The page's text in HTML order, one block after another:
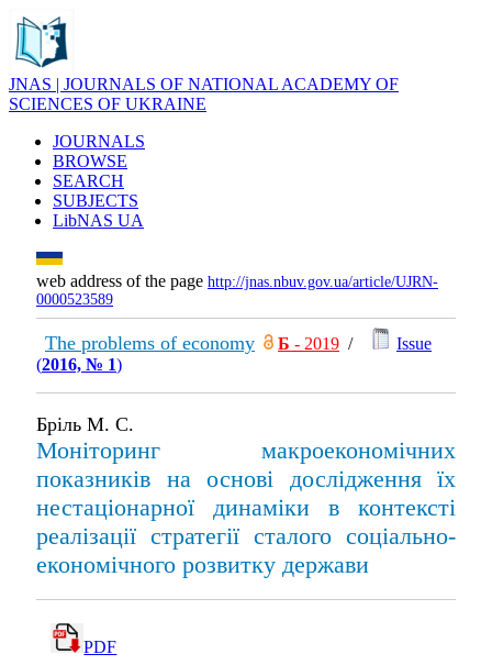
JNAS | JOURNALS OF NATIONAL ACADEMY OF
SCIENCES OF UKRAINE
JOURNALS
BROWSE
SEARCH
SUBJECTS
LibNAS UA
web address of the page http://jnas.nbuv.gov.ua/article/UJRN-
0000523589
The problems of economy Б - 2019 /
Issue
(2016, № 1)
Бріль М. С.
Моніторинг макроекономічних
показників на основі дослідження їх
нестаціонарної динаміки в контексті
реалізації стратегії сталого соціально-
економічного розвитку держави
PDF